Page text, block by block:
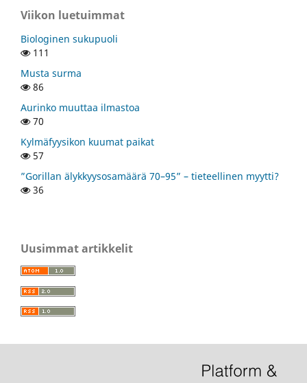
Viikon luetuimmat
Biologinen sukupuoli
111
Musta surma
86
Aurinko muuttaa ilmastoa
70
Kylmäfyysikon kuumat paikat
57
”Gorillan älykkyysosamäärä 70–95” – tieteellinen myytti?
36
Uusimmat artikkelit